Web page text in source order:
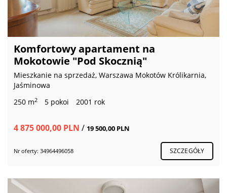
Komfortowy apartament na
Mokotowie "Pod Skocznią"
Mieszkanie na sprzedaż, Warszawa Mokotów Królikarnia,
Jaśminowa
250 m2 5 pokoi 2001 rok
4 875 000,00 PLN / 19 500,00 PLN
Nr oferty: 34964496058 SZCZEGÓŁY